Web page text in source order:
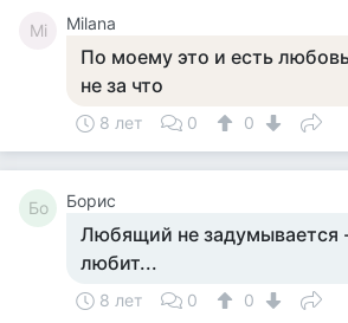
Mi Milana
По моему это и есть
не за что
8 лет 0 0
Бо Борис
Любящий не задумывается
любит...
8 лет 0 0